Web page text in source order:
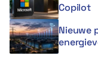
Copilot
Nieuwe